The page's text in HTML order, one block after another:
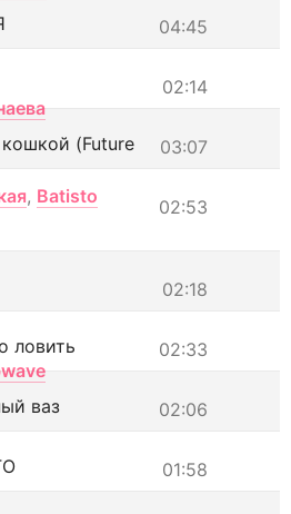
04:45
02:14
03:07
кошкой (Future
, Batisto
02:53
02:18
02:33
ловить
02:06
ваз
01:58